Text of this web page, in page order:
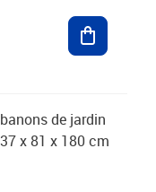
Ajouter